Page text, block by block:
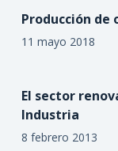
Producción de
11 mayo 2018
El sector
Industria
8 febrero 2013